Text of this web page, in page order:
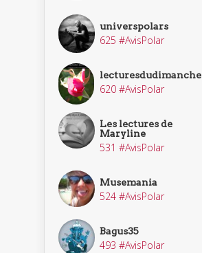
universpolars
625 #AvisPolar
lecturesdudimanche
620 #AvisPolar
Les lectures de
Maryline
531 #AvisPolar
Musemania
524 #AvisPolar
Bagus35
493 #AvisPolar